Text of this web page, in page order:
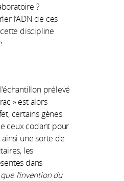
?
l’ADN de ces
discipline
prélevé
» est alors
certains gènes
ceux codant pour
une sorte de
les
dans
l’invention du